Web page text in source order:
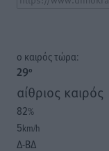
o καιρός τώρα:
29°
αίθριος καιρός
82%
5km/h
Δ-ΒΔ